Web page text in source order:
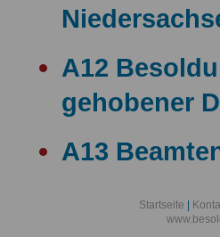
A12
gehobener
A13
A13
Startseite